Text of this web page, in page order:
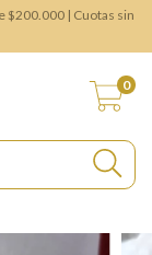
$200.000 | Cuotas sin
0